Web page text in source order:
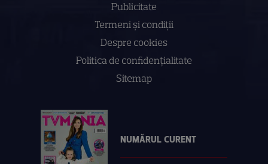
Publicitate
Termeni și condiții
Despre cookies
Politica de confidenţialitate
Sitemap
NUMĂRUL CURENT